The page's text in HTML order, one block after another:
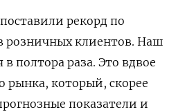
рекорд по
розничных клиентов. Наш
полтора раза. Это вдвое
рынка, который, скорее
показатели и